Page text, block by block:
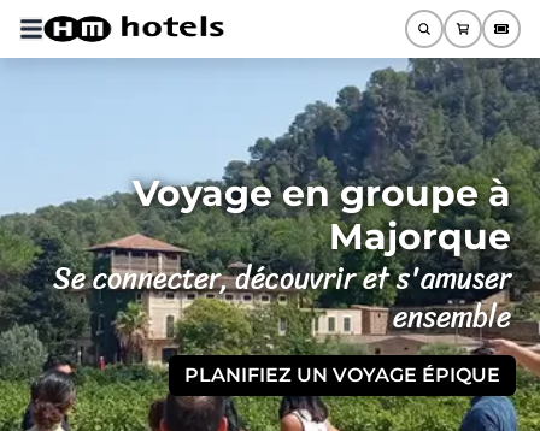
Voyage en groupe à
Majorque
Se connecter, découvrir et s'amuser
ensemble
PLANIFIEZ UN VOYAGE ÉPIQUE